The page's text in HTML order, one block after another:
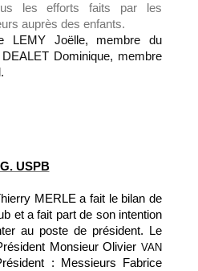
les efforts faits par les
auprès des enfants.
LEMY Joëlle, membre du
Dominique, membre
USPB
MERLE a fait le bilan de
et a fait part de son intention
au poste de président. Le
Monsieur Olivier VAN
: Messieurs Fabrice